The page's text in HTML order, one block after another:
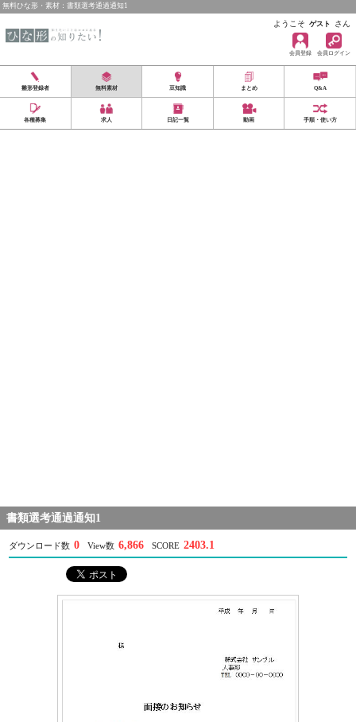
無料ひな形・素材：書類選考通過通知1
ようこそ ゲスト さん
会員登録 会員ログイン
雛形登録者 無料素材 豆知識 まとめ Q&A
各種募集 求人 日記一覧 動画 手順・使い方
書類選考通過通知1
ダウンロード数 0 View数 6,866 SCORE 2403.1